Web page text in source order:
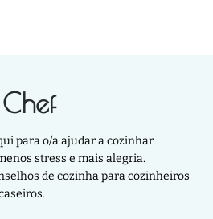
para o/a ajudar a cozinhar
stress e mais alegria.
de cozinha para cozinheiros